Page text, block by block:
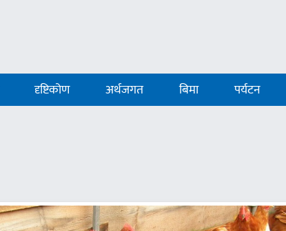
दृष्टिकोण अर्थजगत बिमा पर्यटन